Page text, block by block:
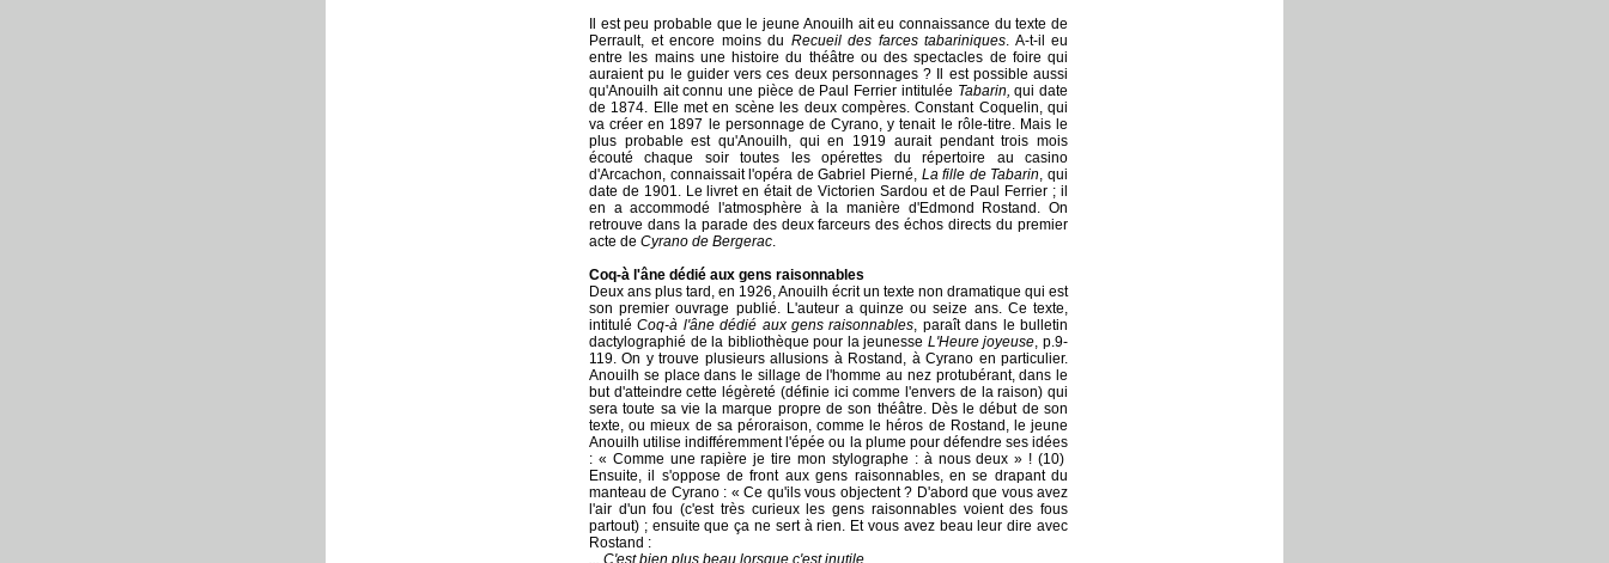
Il est peu probable que le jeune Anouilh ait eu connaissance du texte de
Perrault, et encore moins du Recueil des farces tabariniques. A-t-il eu
entre les mains une histoire du théâtre ou des spectacles de foire qui
auraient pu le guider vers ces deux personnages ? Il est possible aussi
qu'Anouilh ait connu une pièce de Paul Ferrier intitulée Tabarin, qui date
de 1874. Elle met en scène les deux compères. Constant Coquelin, qui
va créer en 1897 le personnage de Cyrano, y tenait le rôle-titre. Mais le
plus probable est qu'Anouilh, qui en 1919 aurait pendant trois mois
écouté chaque soir toutes les opérettes du répertoire au casino
d'Arcachon, connaissait l'opéra de Gabriel Pierné, La fille de Tabarin, qui
date de 1901. Le livret en était de Victorien Sardou et de Paul Ferrier ; il
en a accommodé l'atmosphère à la manière d'Edmond Rostand. On
retrouve dans la parade des deux farceurs des échos directs du premier
acte de Cyrano de Bergerac.
Coq-à l'âne dédié aux gens raisonnables
Deux ans plus tard, en 1926, Anouilh écrit un texte non dramatique qui est
son premier ouvrage publié. L'auteur a quinze ou seize ans. Ce texte,
intituléCoq-à l'âne dédié aux gens raisonnables, paraît dans le bulletin
dactylographié de la bibliothèque pour la jeunesse L'Heure joyeuse, p.9-
119. On y trouve plusieurs allusions à Rostand, à Cyrano en particulier.
Anouilh se place dans le sillage de l'homme au nez protubérant, dans le
but d'atteindre cette légèreté (définie ici comme l'envers de la raison) qui
sera toute sa vie la marque propre de son théâtre. Dès le début de son
texte, ou mieux de sa péroraison, comme le héros de Rostand, le jeune
Anouilh utilise indifféremment l'épée ou la plume pour défendre ses idées
: « Comme une rapière je tire mon stylographe : à nous deux » ! (10)
Ensuite, il s'oppose de front aux gens raisonnables, en se drapant du
manteau de Cyrano : « Ce qu'ils vous objectent ? D'abord que vous avez
l'air d'un fou (c'est très curieux les gens raisonnables voient des fous
partout) ; ensuite que ça ne sert à rien. Et vous avez beau leur dire avec
Rostand :
... C'est bien plus beau lorsque c'est inutile